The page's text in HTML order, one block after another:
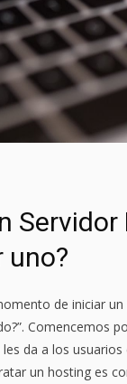
de iniciar
Comencemos
da a los
un hosting es